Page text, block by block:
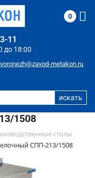
до 18:00
11
voronezh@zavod-metakon.ru
0
1508
столы
СПП-213/1508